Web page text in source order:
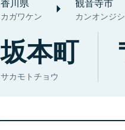
カガワケン カンオンジシ
坂本町
サカモトチョウ